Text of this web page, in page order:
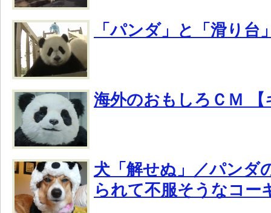
「パンダ」と「滑り台
海外のおもしろＣＭ
犬「解せぬ」／パンダ
られて不服そうなコー